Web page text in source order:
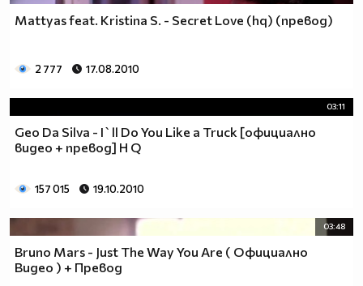
Mattyas feat. Kristina S. - Secret Love (hq) (превод)
2 777 17.08.2010
03:11
Geo Da Silva - I`ll Do You Like a Truck [официално
видео + превод] H Q
157 015 19.10.2010
03:48
Bruno Mars - Just The Way You Are ( Официално
Видео ) + Превод